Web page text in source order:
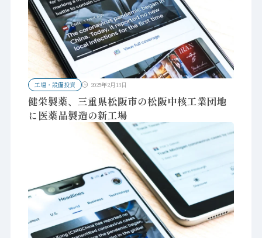
工場・設備投資 2025年2月13日
健栄製薬、三重県松阪市の松阪中核工業団地
に医薬品製造の新工場